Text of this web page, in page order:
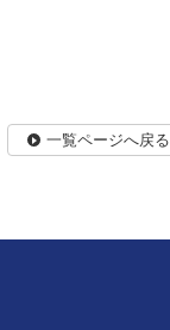
一覧ページへ戻る